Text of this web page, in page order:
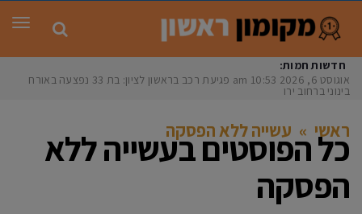
חדשות חמות:
אוגוסט 6, 2026
10:53 am פגיעת רכב בראשון לציון: בת 33 נפצעה באורח
בינוני ברחוב ירושל
ראשי » עשייה ללא הפסקה
כל הפוסטים בעשייה ללא
הפסקה